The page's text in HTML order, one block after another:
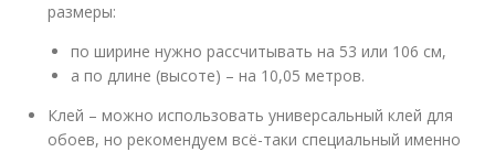
размеры:
по ширине нужно рассчитывать на 53 или 106 см,
а по длине (высоте) – на 10,05 метров.
Клей – можно использовать универсальный клей для
обоев, но рекомендуем всё-таки специальный именно